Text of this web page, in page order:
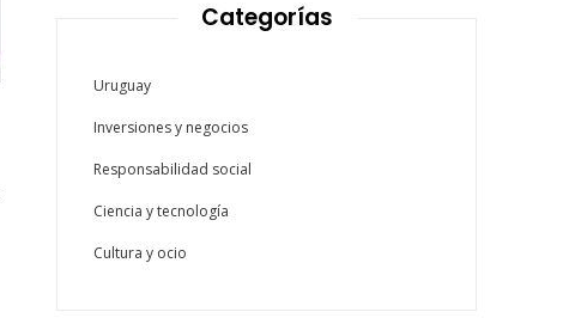
Categorías
Uruguay
Inversiones y negocios
Responsabilidad social
Ciencia y tecnología
Cultura y ocio